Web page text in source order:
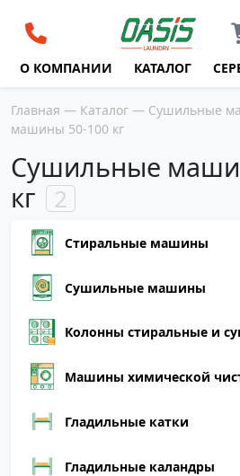
О КОМПАНИИ КАТАЛОГ
Главная — Каталог — Сушильные
машины 50-100 кг
Сушильные
кг
2
Стиральные машины
Сушильные машины
Колонны стиральные и
Машины химической
Гладильные катки
Гладильные каландры